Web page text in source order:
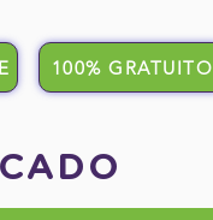
100% GRATUITO